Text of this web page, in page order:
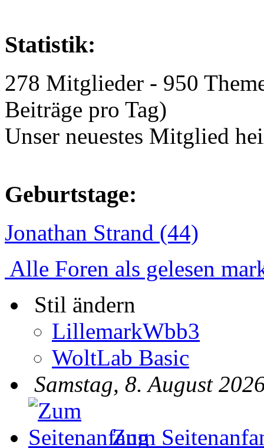
Statistik:
278 Mitglieder - 950
Beiträge pro Tag)
Unser neuestes Mitglied
Geburtstage:
Jonathan Strand (44)
Alle Foren als gelesen
Stil ändern
LillemarkWbb3
WoltLab Basic
Samstag, 8. August
Zum